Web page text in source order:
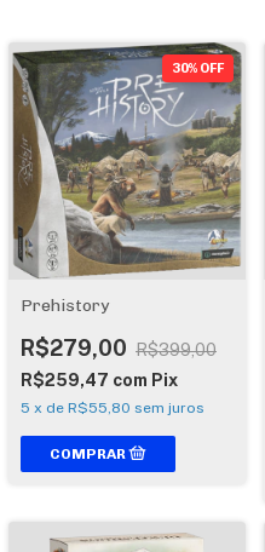
30% OFF
Prehistory
R$279,00 R$399,00
R$259,47 com Pix
5 x de R$55,80 sem juros